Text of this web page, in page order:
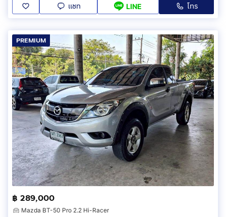
แชท LINE โทร
PREMIUM
฿ 289,000
Mazda BT-50 Pro 2.2 Hi-Racer